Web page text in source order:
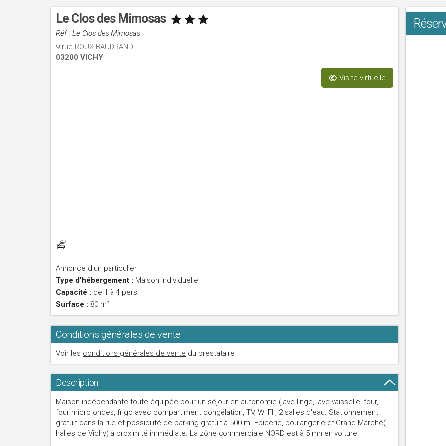
Le Clos des Mimosas
Réf : Le Clos des Mimosas
9 rue ROUX BAUDRAND
03200 VICHY
Visite virtuelle
Annonce d'un particulier
Type d'hébergement : Maison individuelle
Capacité : de 1 à 4 pers.
Surface : 80 m²
Conditions générales de vente
Voir les conditions générales de vente du prestataire
Description
Maison indépendante toute équipée pour un séjour en autonomie (lave linge, lave vaisselle, four,
four micro ondes, frigo avec compartiment congélation, TV, WI FI , 2 salles d'eau. Stationnement
gratuit dans la rue et possibilité de parking gratuit à 500 m. Epicerie, boulangerie et Grand Marché(
halles de Vichy) à proximité immédiate. La zône commerciale NORD est à 5 mn en voiture.